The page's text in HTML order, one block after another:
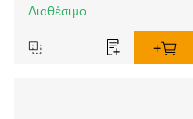
λίπους και ρύπων.
Διαθέσιμο